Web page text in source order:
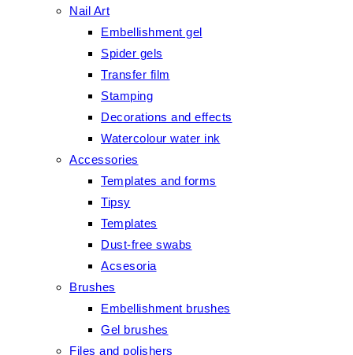
Nail Art
Embellishment gel
Spider gels
Transfer film
Stamping
Decorations and effects
Watercolour water ink
Accessories
Templates and forms
Tipsy
Templates
Dust-free swabs
Acsesoria
Brushes
Embellishment brushes
Gel brushes
Files and polishers